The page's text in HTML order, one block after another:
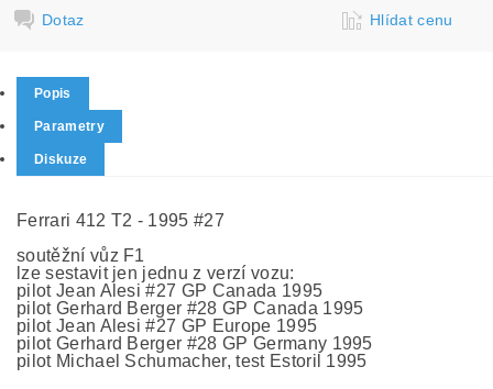
Dotaz Hlídat cenu
Popis
Parametry
Diskuze
Ferrari 412 T2 - 1995 #27
soutěžní vůz F1
lze sestavit jen jednu z verzí vozu:
pilot Jean Alesi #27 GP Canada 1995
pilot Gerhard Berger #28 GP Canada 1995
pilot Jean Alesi #27 GP Europe 1995
pilot Gerhard Berger #28 GP Germany 1995
pilot Michael Schumacher, test Estoril 1995